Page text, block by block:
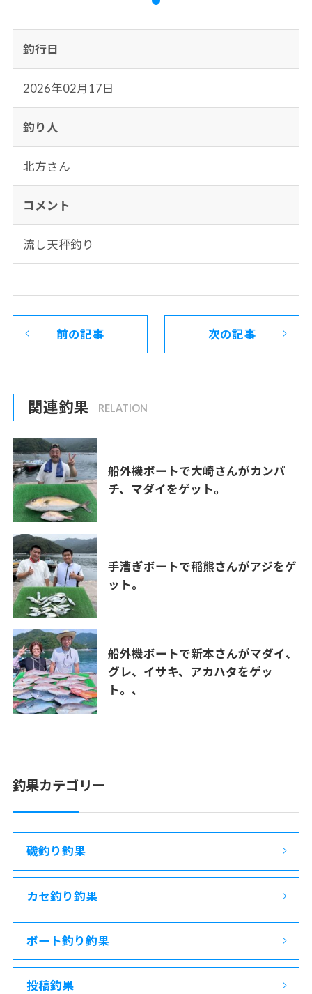
釣行日
2026年02月17日
釣り人
北方さん
コメント
流し天秤釣り
前の記事 次の記事
関連釣果
船外機ボートで大崎さんがカンパ
チ、マダイをゲット。
手漕ぎボートで稲熊さんがアジをゲ
ット。
船外機ボートで新本さんがマダイ、
グレ、イサキ、アカハタをゲッ
ト。、
釣果カテゴリー
磯釣り釣果
カセ釣り釣果
ボート釣り釣果
投稿釣果